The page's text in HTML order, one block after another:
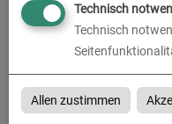
Gesamtbetrag (brutto)
Datenupload (min.
Technisch
Technisch
Allen zustimmen